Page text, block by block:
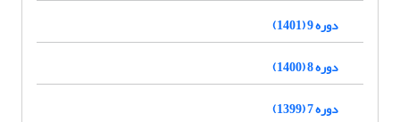
دوره 9 (1401)
دوره 8 (1400)
دوره 7 (1399)